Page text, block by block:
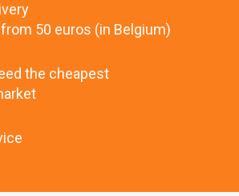
50 euros (in Belgium)
the cheapest